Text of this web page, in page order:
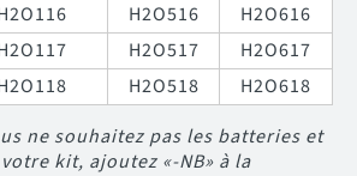
H2O516
H2O616
H2O517
H2O617
H2O518
H2O618
ne souhaitez pas les batteries et
kit, ajoutez «-NB» à la